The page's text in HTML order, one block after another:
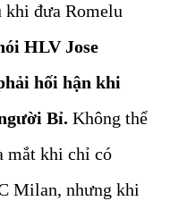
khi đưa Romelu
HLV Jose
hối hận khi
Bỉ. Không thể
mắt khi chỉ có
Milan, nhưng khi